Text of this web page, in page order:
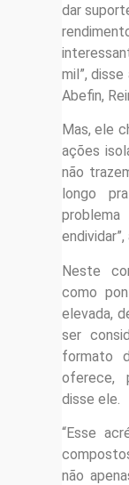
dar
mil”,
Abefin,
Mas, ele
ações
não
longo
Neste
como
elevada,
ser
formato
oferece,
disse ele.
“Esse
não